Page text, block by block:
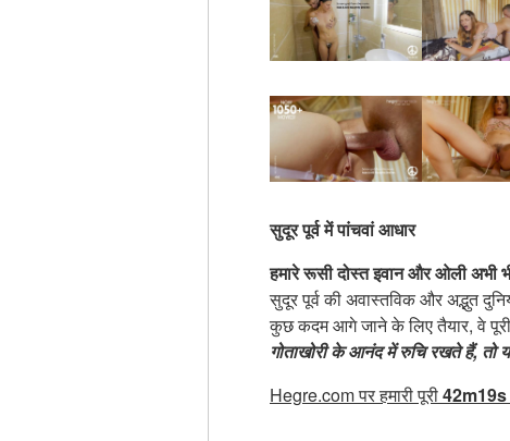
सुदूर पूर्व में पांचवां आधार
हमारे रूसी दोस्त इवान और ओली
सुदूर पूर्व की अवास्तविक और अद्भुत
कुछ कदम आगे जाने के लिए तैयार, वे
गोताखोरी के आनंद में रुचि रखते हैं,
Hegre.com पर हमारी पूरी42m19s